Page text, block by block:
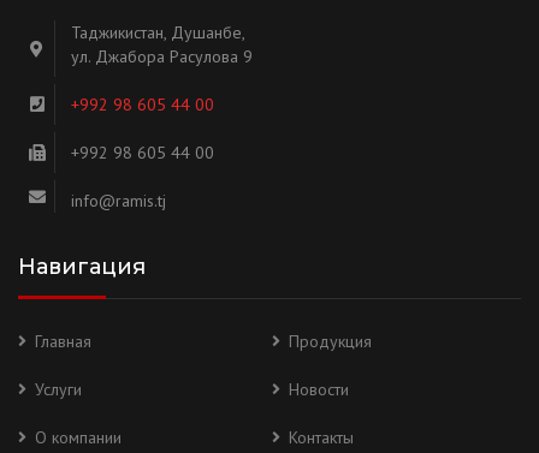
Таджикистан, Душанбе,
ул. Джабора Расулова 9
+992 98 605 44 00
+992 98 605 44 00
info@ramis.tj
Навигация
Главная Продукция
Услуги Новости
О компании Контакты